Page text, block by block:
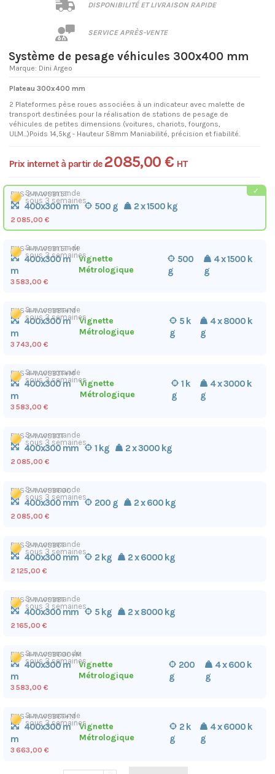
DISPONIBILITÉ ET LIVRAISON RAPIDE
SERVICE APRÈS-VENTE
Système de pesage véhicules 300x400 mm
Marque: Dini Argeo
Plateau 300x400 mm
2 Plateformes pèse roues associées à un indicateur avec malette de
transport destinées pour la réalisation de stations de pesage de
véhicules de petites dimensions (voitures, chariots, fourgons,
ULM...)Poids 14,5kg - Hauteur 58mm Maniabilité, précision et fiabilité.
Prix internet à partir de 2 085,00 € HT
ENS-2-WWSB1.5T
400x300 mm 500 g 2 x 1500 kg
2 085,00 €
Sur commande
sous 3 semaines
ENS-4-WWSB1.5T+M
400x300 m
m
Vignette
Métrologique
500
g
4 x 1500 k
g
3 583,00 €
Sur commande
sous 3 semaines
ENS-4-WWSB8T+M
400x300 m
m
Vignette
Métrologique
5 k
g
4 x 8000 k
g
3 743,00 €
Sur commande
sous 3 semaines
ENS-4-WWSB3T+M
400x300 m
m
Vignette
Métrologique
1 k
g
4 x 3000 k
g
3 583,00 €
Sur commande
sous 3 semaines
ENS-2-WWSB3T
400x300 mm 1 kg 2 x 3000 kg
2 085,00 €
Sur commande
sous 3 semaines
ENS-2-WWSB600
400x300 mm 200 g 2 x 600 kg
2 085,00 €
Sur commande
sous 3 semaines
ENS-2-WWSB6T
400x300 mm 2 kg 2 x 6000 kg
2 125,00 €
Sur commande
sous 3 semaines
ENS-2-WWSB8T
400x300 mm 5 kg 2 x 8000 kg
2 165,00 €
Sur commande
sous 3 semaines
ENS-4-WWSB600+M
400x300 m
m
Vignette
Métrologique
200
g
4 x 600 k
g
3 583,00 €
Sur commande
sous 3 semaines
ENS-4-WWSB6T+M
400x300 m
m
Vignette
Métrologique
2 k
g
4 x 6000 k
g
3 663,00 €
Sur commande
sous 3 semaines